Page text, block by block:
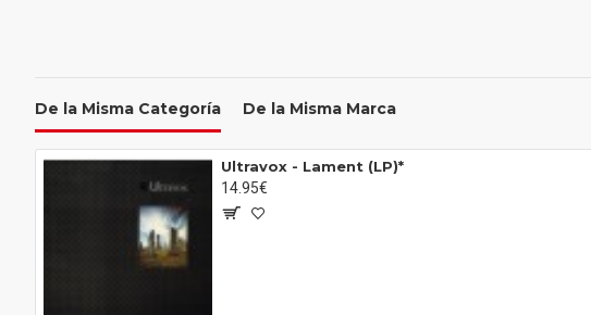
De la Misma Categoría De la Misma Marca
Ultravox - Lament (LP)*
14.95€